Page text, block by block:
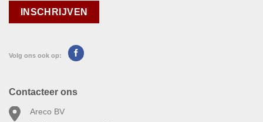
Volg ons ook op:
Contacteer ons
Areco BV